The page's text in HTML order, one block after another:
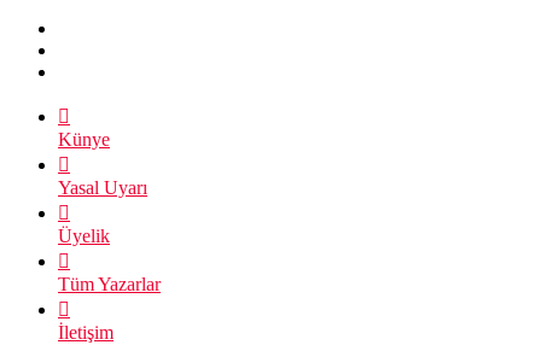
Künye
Yasal Uyarı
Üyelik
Tüm Yazarlar
İletişim